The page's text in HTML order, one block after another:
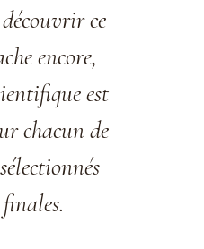
ce
encore,
est
chacun de